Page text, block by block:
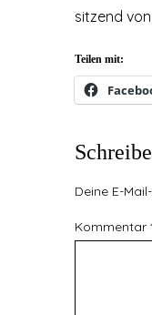
sitzend
Teilen mit:
Deine E-
Kommentar